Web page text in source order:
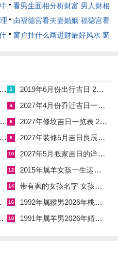
开市可收事半功倍之效；然若命
行事，以火土之气化木气之过
财置产，会亲友、安机械，出行
船、作灶。吉时推荐卯时（05：
明堂值位，宜求嗣，移徙、安
道，喜神值方，宜嫁娶、纳采、
交易，当于巳时吉时举事，更能
月廿七，干支为丙午年壬辰月戊
还是假
看男生面相分析财富 男人财相
从哪里看
由福德宫看夫妻婚姻 福德宫看
配偶生肖
窗户挂什么画进财最好风水 窗
2 2019年6月份出行吉日 2027年6月出行吉日一览表
4 2027年4月份乔迁吉日一览表 2027年4月乔迁吉日吉时查询
6 2027年修坟吉日一览表 2027年农历2月修坟吉日一览表
8 2027年装修5月吉日良辰查询表 2027年农历5月装修吉日一览表
10 2027年5月搬家吉日的详细解释 2027年5月搬家吉日吉时查询
12 2015年属羊女孩一生运势 2015年属羊女2026年健康运好吗
14 带有飒的女孩名字 女孩取名字带飒字有什么名字好听
16 1992年属猴男2026年桃花运 1992年属猴男2026年感情运如何
18 1991年属羊男2026年婚姻运势 1991年属羊男2026年感情运如何